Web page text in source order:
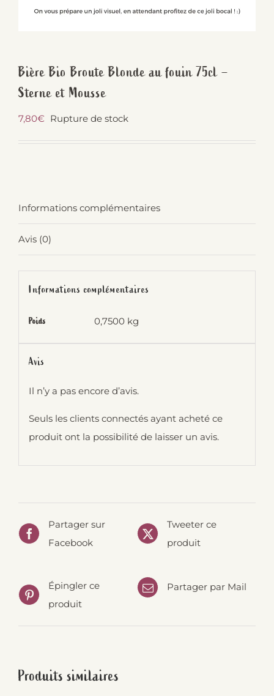
Bière Bio Broute Blonde au fouin 75cl –
Sterne et Mousse
7,80€ Rupture de stock
Informations complémentaires
Avis (0)
Informations complémentaires
Poids 0,7500 kg
Avis
Il n’y a pas encore d’avis.
Seuls les clients connectés ayant acheté ce
produit ont la possibilité de laisser un avis.
Partager sur
Facebook
Tweeter ce
produit
Épingler ce
produit
Partager par Mail
Produits similaires